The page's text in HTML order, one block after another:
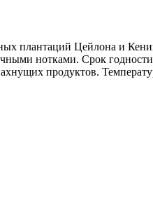
плантаций Цейлона и
нотками. Cрок
продуктов.